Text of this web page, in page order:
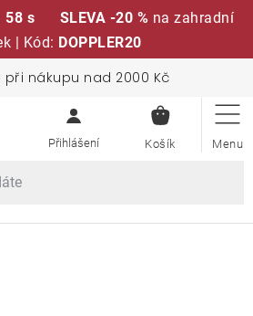
57 s SLEVA -20 % na zahradní
| Kód: DOPPLER20
nákupu nad 2000 Kč
KOŠÍK